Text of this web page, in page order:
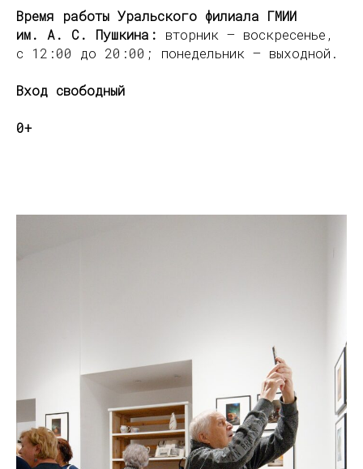
Время работы Уральского филиала ГМИИ
им. А. С. Пушкина: вторник — воскресенье,
с 12:00 до 20:00; понедельник — выходной.
Вход свободный
0+